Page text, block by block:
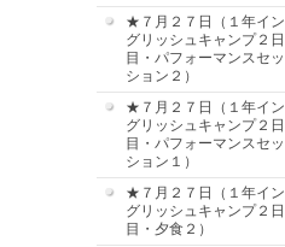
★７月２７日（１年イン
グリッシュキャンプ２日
目・パフォーマンスセッ
ション２）
★７月２７日（１年イン
グリッシュキャンプ２日
目・パフォーマンスセッ
ション１）
★７月２７日（１年イン
グリッシュキャンプ２日
目・夕食２）